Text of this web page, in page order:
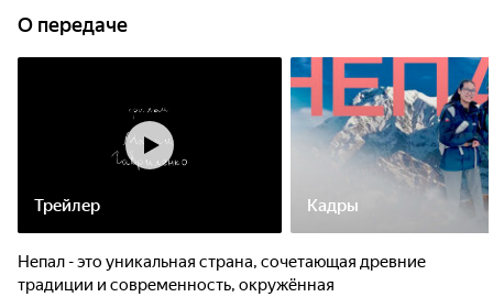
О передаче
Трейлер Кадры
Непал - это уникальная страна, сочетающая древние
традиции и современность, окружённая